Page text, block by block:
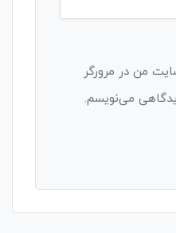
من در مرورگر
می‌نویسم.